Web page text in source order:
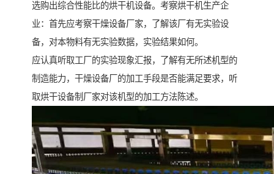
选购出综合性能比的烘干机设备。考察烘干机生产企
业：首先应考察干燥设备厂家，了解该厂有无实验设
备，对本物料有无实验数据，实验结果如何。
应认真听取工厂的实验现象汇报，了解有无所述机型的
制造能力，干燥设备厂的加工手段是否能满足要求，听
取烘干设备制厂家对该机型的加工方法陈述。